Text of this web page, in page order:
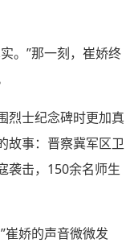
。”那一刻，崔娇终
烈士纪念碑时更加真
故事：晋察冀军区卫
袭击，150余名师生
崔娇的声音微微发